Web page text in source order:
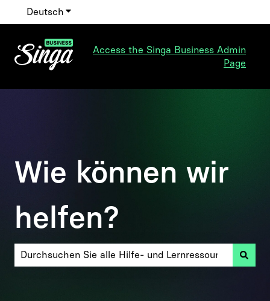
Deutsch Untermenü für Übersetzungen anzeigen
Access the Singa Business Admin
Page
Wie können wir
helfen?